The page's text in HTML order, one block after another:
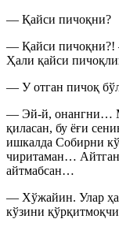
— Қайси пичоқни?
— Қайси пичоқни?!
Ҳали қайси
— У отган пичоқ
— Эй-й, онангни…
қиласан, бу ёғи
ишкалда Собирни
чиритаман…
айтмабсан…
— Хўжайин. Улар
кўзини